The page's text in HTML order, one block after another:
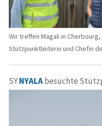
Wir treffen Magali in
Stützpunktleiterin und Chefin
SYNYALAbesuchte